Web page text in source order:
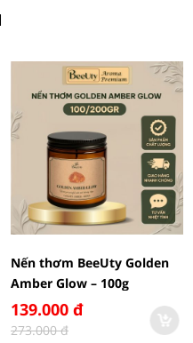
Nến thơm BeeUty Golden
Amber Glow – 100g
139.000 đ
273.000 đ